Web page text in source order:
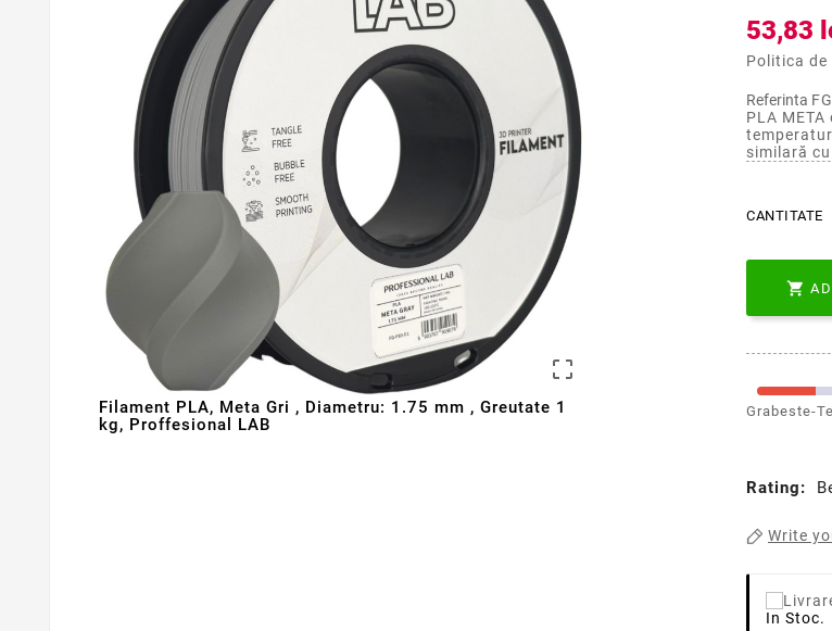

Filament PLA, Meta Gri , Diametru: 1.75 mm , Greutate 1
kg, Proffesional LAB
53,83
Politica de
Referinta
PLA
similară
CANTITATE

Grabeste-
Rating:
Write
In Stoc.